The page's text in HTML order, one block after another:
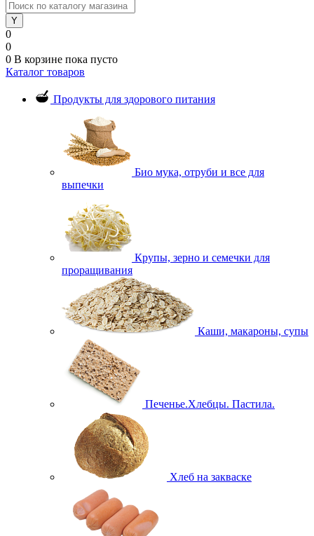
0
0
0 В корзине пока пусто
Каталог товаров
Продукты для здорового питания
Био мука, отруби и все для
выпечки
Крупы, зерно и семечки для
проращивания
Каши, макароны, супы
Печенье.Хлебцы. Пастила.
Хлеб на закваске